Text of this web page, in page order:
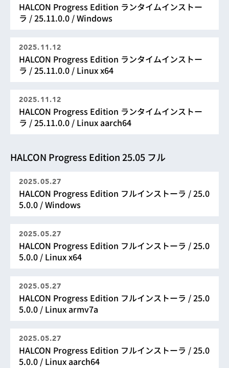
HALCON Progress Edition ランタイムインストー
ラ / 25.11.0.0 / Windows
2025.11.12
HALCON Progress Edition ランタイムインストー
ラ / 25.11.0.0 / Linux x64
2025.11.12
HALCON Progress Edition ランタイムインストー
ラ / 25.11.0.0 / Linux aarch64
HALCON Progress Edition 25.05 フル
2025.05.27
HALCON Progress Edition フルインストーラ / 25.0
5.0.0 / Windows
2025.05.27
HALCON Progress Edition フルインストーラ / 25.0
5.0.0 / Linux x64
2025.05.27
HALCON Progress Edition フルインストーラ / 25.0
5.0.0 / Linux armv7a
2025.05.27
HALCON Progress Edition フルインストーラ / 25.0
5.0.0 / Linux aarch64